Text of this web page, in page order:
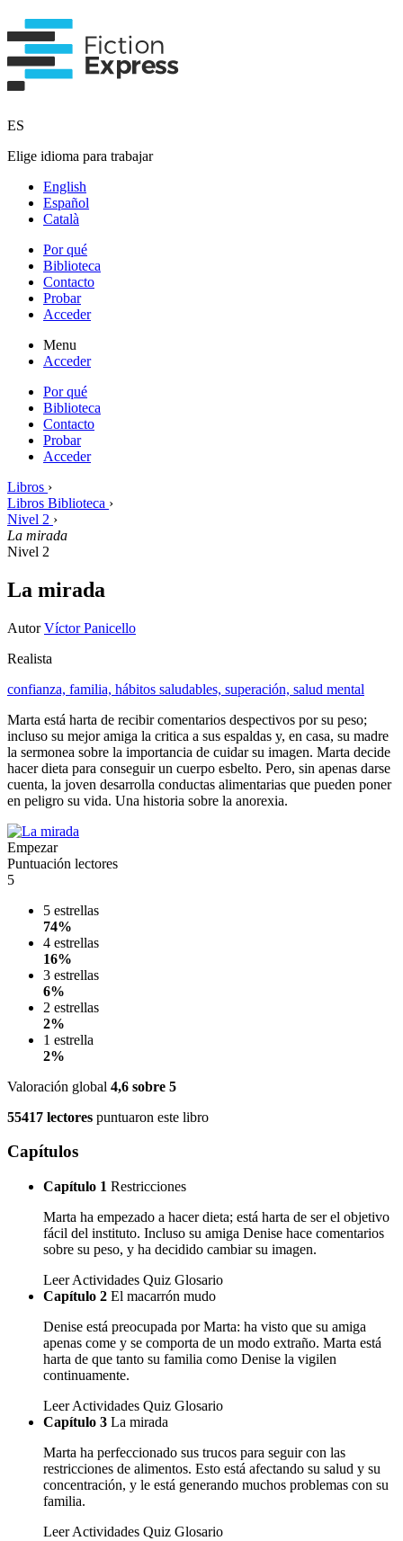
ES
Elige idioma para trabajar
English
Español
Català
Por qué
Biblioteca
Contacto
Probar
Acceder
Menu
Acceder
Por qué
Biblioteca
Contacto
Probar
Acceder
Libros ›
Libros Biblioteca ›
Nivel 2 ›
La mirada
Nivel 2
La mirada
AutorVíctor Panicello
Realista
confianza, familia, hábitos saludables, superación, salud mental
Marta está harta de recibir comentarios despectivos por su peso;
incluso su mejor amiga la critica a sus espaldas y, en casa, su madre
la sermonea sobre la importancia de cuidar su imagen. Marta decide
hacer dieta para conseguir un cuerpo esbelto. Pero, sin apenas darse
cuenta, la joven desarrolla conductas alimentarias que pueden poner
en peligro su vida. Una historia sobre la anorexia.
Empezar
Puntuación lectores
5
5 estrellas
74%
4 estrellas
16%
3 estrellas
6%
2 estrellas
2%
1 estrella
2%
Valoración global 4,6 sobre 5
55417 lectores puntuaron este libro
Capítulos
Capítulo 1 Restricciones
Marta ha empezado a hacer dieta; está harta de ser el objetivo
fácil del instituto. Incluso su amiga Denise hace comentarios
sobre su peso, y ha decidido cambiar su imagen.
Leer Actividades Quiz Glosario
Capítulo 2 El macarrón mudo
Denise está preocupada por Marta: ha visto que su amiga
apenas come y se comporta de un modo extraño. Marta está
harta de que tanto su familia como Denise la vigilen
continuamente.
Leer Actividades Quiz Glosario
Capítulo 3 La mirada
Marta ha perfeccionado sus trucos para seguir con las
restricciones de alimentos. Esto está afectando su salud y su
concentración, y le está generando muchos problemas con su
familia.
Leer Actividades Quiz Glosario